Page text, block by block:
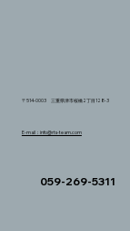
059-269-5311
〒514-0003 三重県津市桜橋2丁目128-3
E-mail：info@rts-team.com